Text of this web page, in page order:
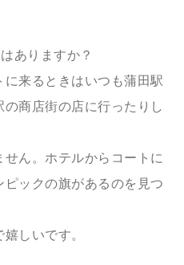
ありますか？
来るときはいつも蒲田駅
商店街の店に行ったりし
ん。ホテルからコートに
ックの旗があるのを見つ
しいです。